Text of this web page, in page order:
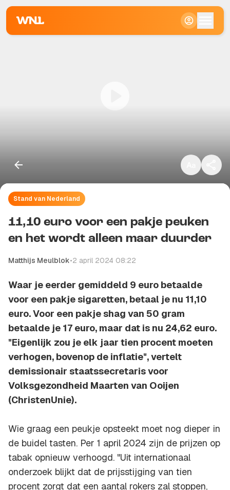
Stand van Nederland
11,10 euro voor een pakje peuken
en het wordt alleen maar duurder
Matthijs Meulblok•2 april 2024 08:22
Waar je eerder gemiddeld 9 euro betaalde
voor een pakje sigaretten, betaal je nu 11,10
euro. Voor een pakje shag van 50 gram
betaalde je 17 euro, maar dat is nu 24,62 euro.
"Eigenlijk zou je elk jaar tien procent moeten
verhogen, bovenop de inflatie", vertelt
demissionair staatssecretaris voor
Volksgezondheid Maarten van Ooijen
(ChristenUnie).
Wie graag een peukje opsteekt moet nog dieper in
de buidel tasten. Per 1 april 2024 zijn de prijzen op
tabak opnieuw verhoogd. "Uit internationaal
onderzoek blijkt dat de prijsstijging van tien
procent zorgt dat een aantal rokers zal stoppen,